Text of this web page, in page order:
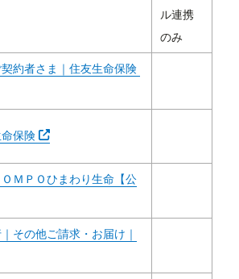
ル連携
のみ
約者さま｜住友生命保険
Abra em outra guia
保険
ＭＰＯひまわり生命【公
その他ご請求・お届け｜
guia